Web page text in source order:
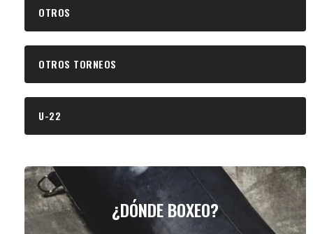
OTROS
OTROS TORNEOS
U-22
¿DÓNDE BOXEO?